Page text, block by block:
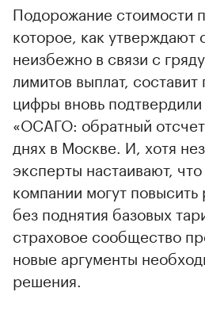
Подорожание стоимости
которое, как утверждают
неизбежно в связи с
лимитов выплат,
цифры вновь
«ОСАГО: обратный
днях в Москве. И, хотя
эксперты настаивают,
компании могут
без поднятия базовых
страховое сообщество
новые аргументы
решения.